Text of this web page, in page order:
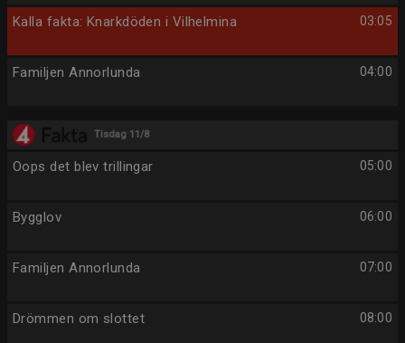
03:05
Kalla fakta: Knarkdöden i Vilhelmina
04:00
Familjen Annorlunda
Tisdag 11/8
05:00
Oops det blev trillingar
06:00
Bygglov
07:00
Familjen Annorlunda
08:00
Drömmen om slottet